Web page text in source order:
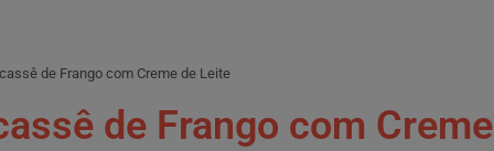
de Frango com Creme de Leite
de Frango com Creme